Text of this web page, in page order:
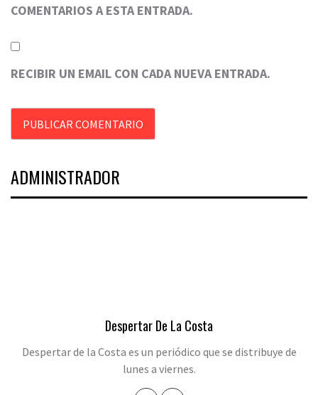
COMENTARIOS A ESTA ENTRADA.
RECIBIR UN EMAIL CON CADA NUEVA ENTRADA.
ADMINISTRADOR
Despertar De La Costa
Despertar de la Costa es un periódico que se distribuye de
lunes a viernes.